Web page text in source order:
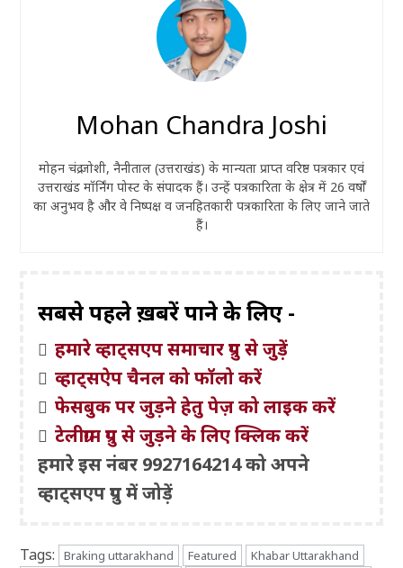
Mohan Chandra Joshi
मोहन चंद्र जोशी, नैनीताल (उत्तराखंड) के मान्यता प्राप्त वरिष्ठ पत्रकार एवं
उत्तराखंड मॉर्निंग पोस्ट के संपादक हैं। उन्हें पत्रकारिता के क्षेत्र में 26 वर्षों
का अनुभव है और वे निष्पक्ष व जनहितकारी पत्रकारिता के लिए जाने जाते
हैं।
सबसे पहले ख़बरें पाने के लिए -
हमारे व्हाट्सएप समाचार ग्रुप से जुड़ें
व्हाट्सऐप चैनल को फॉलो करें
फेसबुक पर जुड़ने हेतु पेज़ को लाइक करें
टेलीग्राम ग्रुप से जुड़ने के लिए क्लिक करें
हमारे इस नंबर 9927164214 को अपने
व्हाट्सएप ग्रुप में जोड़ें
Tags: Braking uttarakhand Featured
Khabar Uttarakhand